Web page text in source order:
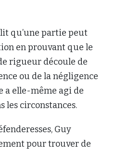
qu’une partie peut
en prouvant que le
rigueur découle de
ou de la négligence
a elle-même agi de
les circonstances.
Guy
pour trouver de